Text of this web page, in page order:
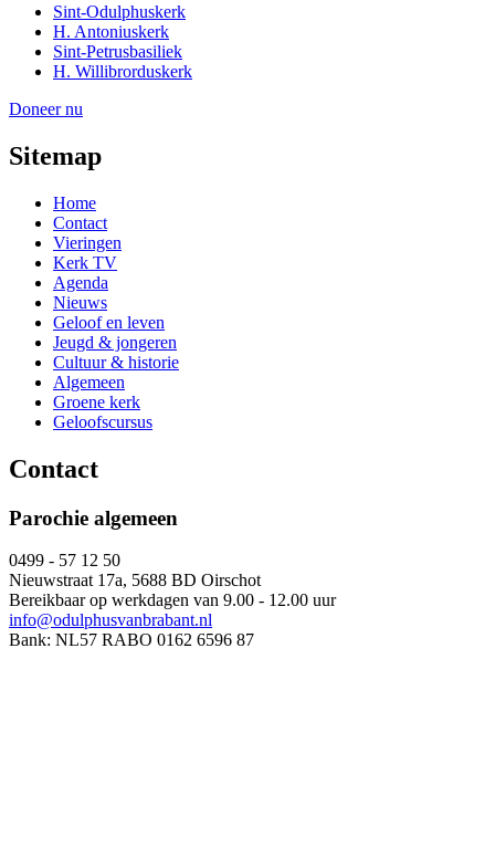
Sint-Odulphuskerk
H. Antoniuskerk
Sint-Petrusbasiliek
H. Willibrorduskerk
Doneer nu
Sitemap
Home
Contact
Vieringen
Kerk TV
Agenda
Nieuws
Geloof en leven
Jeugd & jongeren
Cultuur & historie
Algemeen
Groene kerk
Geloofscursus
Contact
Parochie algemeen
0499 - 57 12 50
Nieuwstraat 17a, 5688 BD Oirschot
Bereikbaar op werkdagen van 9.00 - 12.00 uur
info@odulphusvanbrabant.nl
Bank: NL57 RABO 0162 6596 87